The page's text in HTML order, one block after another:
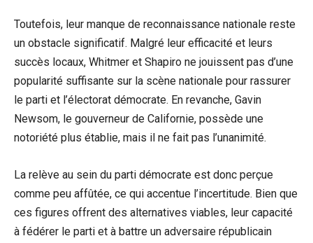
Toutefois, leur manque de reconnaissance nationale reste
un obstacle significatif. Malgré leur efficacité et leurs
succès locaux, Whitmer et Shapiro ne jouissent pas d’une
popularité suffisante sur la scène nationale pour rassurer
le parti et l’électorat démocrate. En revanche, Gavin
Newsom, le gouverneur de Californie, possède une
notoriété plus établie, mais il ne fait pas l’unanimité.
La relève au sein du parti démocrate est donc perçue
comme peu affûtée, ce qui accentue l’incertitude. Bien que
ces figures offrent des alternatives viables, leur capacité
à fédérer le parti et à battre un adversaire républicain